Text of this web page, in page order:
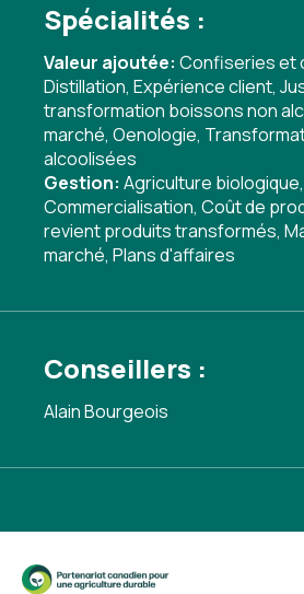
Spécialités :
Valeur ajoutée: Confiseries et
Distillation, Expérience client,
transformation boissons non
marché, Oenologie,
alcoolisées
Gestion: Agriculture biologique,
Commercialisation, Coût de
revient produits transformés,
marché, Plans d'affaires
Conseillers :
Alain Bourgeois